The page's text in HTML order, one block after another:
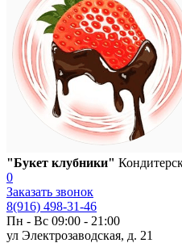
"Букет клубники"
0
Заказать звонок
8(916) 498-31-46
Пн - Вс 09:00 - 21:00
ул Электрозаводская, д. 21